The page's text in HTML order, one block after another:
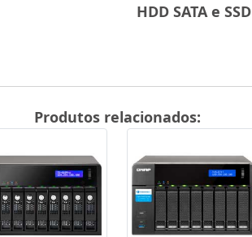
HDD SATA e SSD
Produtos relacionados: